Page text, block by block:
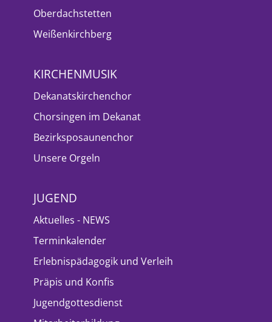
Oberdachstetten
Weißenkirchberg
KIRCHENMUSIK
Dekanatskirchenchor
Chorsingen im Dekanat
Bezirksposaunenchor
Unsere Orgeln
JUGEND
Aktuelles - NEWS
Terminkalender
Erlebnispädagogik und Verleih
Präpis und Konfis
Jugendgottesdienst